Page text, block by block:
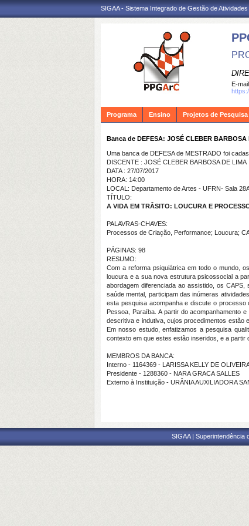
SIGAA - Sistema Integrado de Gestão de
E-
Programa Ensino Projetos de Pesquisa
Banca de DEFESA: JOSÉ CLEBER BARBOSA
Uma banca de DEFESA de MESTRADO foi
DISCENTE : JOSÉ CLEBER BARBOSA DE LIMA
DATA : 27/07/2017
HORA: 14:00
LOCAL: Departamento de Artes - UFRN- Sala
TÍTULO:
A VIDA EM TRÂSITO: LOUCURA E
PALAVRAS-CHAVES:
Processos de Criação, Performance; Loucura;
PÁGINAS: 98
RESUMO:
Com a reforma psiquiátrica em todo o mundo,
loucura e a sua nova estrutura psicossocial a
abordagem diferenciada ao assistido, os
saúde mental, participam das inúmeras
esta pesquisa acompanha e discute o processo
Pessoa, Paraíba. A partir do acompanhamento
descritiva e indutiva, cujos procedimentos estão
Em nosso estudo, enfatizamos a pesquisa
contexto em que estes estão inseridos, e a partir
MEMBROS DA BANCA:
Interno - 1164369 - LARISSA KELLY DE
Presidente - 1288360 - NARA GRACA SALLES
Externo à Instituição - URÂNIA AUXILIADORA
SIGAA | Superintendência